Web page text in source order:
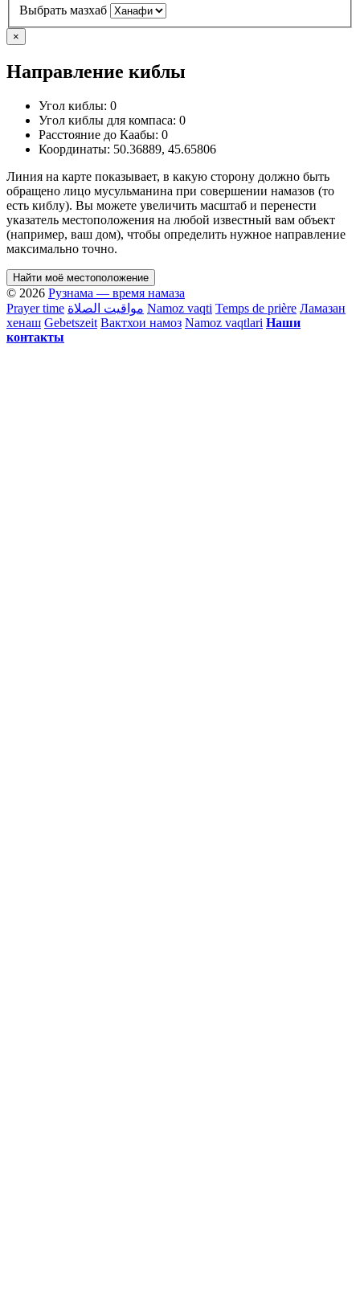
Выбрать мазхаб
×
Направление киблы
Угол киблы: 0
Угол киблы для компаса: 0
Расстояние до Каабы: 0
Координаты: 50.36889, 45.65806
Линия на карте показывает, в какую сторону должно быть
обращено лицо мусульманина при совершении намазов (то
есть киблу). Вы можете увеличить масштаб и перенести
указатель местоположения на любой известный вам объект
(например, ваш дом), чтобы определить нужное направление
максимально точно.
Найти моё местоположение
© 2026 Рузнама — время намаза
Prayer time مواقيت الصلاة Namoz vaqti Temps de prière Ламазан
хенаш Gebetszeit Вактхои намоз Namoz vaqtlari Наши
контакты